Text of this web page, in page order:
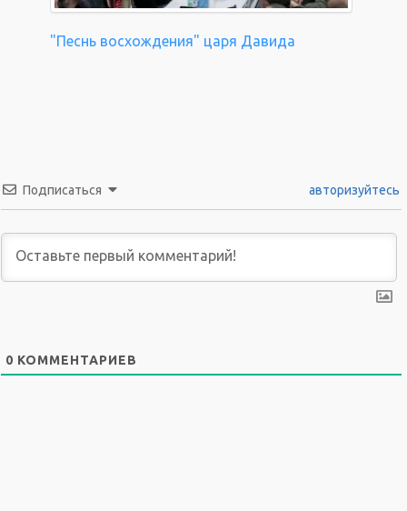
"Песнь восхождения" царя Давида
Подписаться авторизуйтесь
0 КОММЕНТАРИЕВ